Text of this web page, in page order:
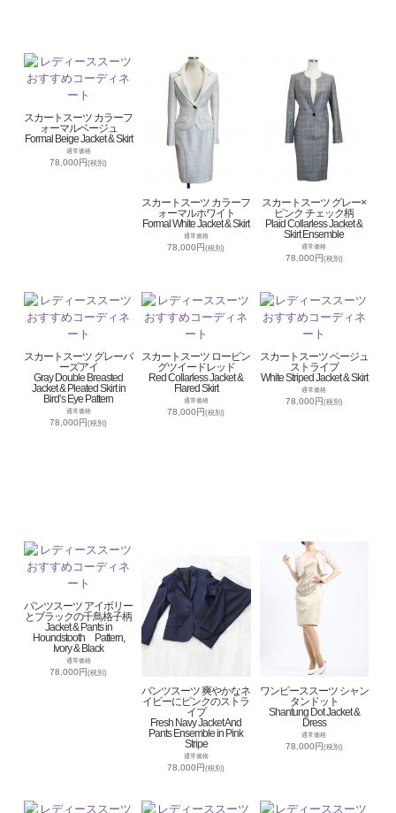
スカートスーツ カラーフ
ォーマルベージュ
Formal Beige Jacket & Skirt
通常価格
78,000円(税別)
スカートスーツ カラーフ
ォーマルホワイト
Formal White Jacket & Skirt
通常価格
78,000円(税別)
スカートスーツ グレー×
ピンク チェック柄
Plaid Collarless Jacket &
Skirt Ensemble
通常価格
78,000円(税別)
スカートスーツ グレーバ
ーズアイ
Gray Double Breasted
Jacket & Pleated Skirt in
Bird’s Eye Pattern
通常価格
78,000円(税別)
スカートスーツ ロービン
グツイードレッド
Red Collarless Jacket &
Flared Skirt
通常価格
78,000円(税別)
スカートスーツ ベージュ
ストライプ
White Striped Jacket & Skirt
通常価格
78,000円(税別)
パンツスーツ アイボリー
とブラックの千鳥格子柄
Jacket & Pants in
Houndstooth Pattern,
Ivory & Black
通常価格
78,000円(税別)
パンツスーツ 爽やかなネ
イビーにピンクのストラ
イプ
Fresh Navy Jacket And
Pants Ensemble in Pink
Stripe
通常価格
78,000円(税別)
ワンピーススーツ シャン
タンドット
Shantung Dot Jacket &
Dress
通常価格
78,000円(税別)